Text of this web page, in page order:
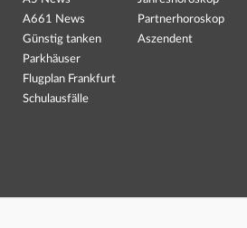
A661 News
Günstig tanken
Parkhäuser
Flugplan Frankfurt
Schulausfälle
Partnerhoroskop
Aszendent